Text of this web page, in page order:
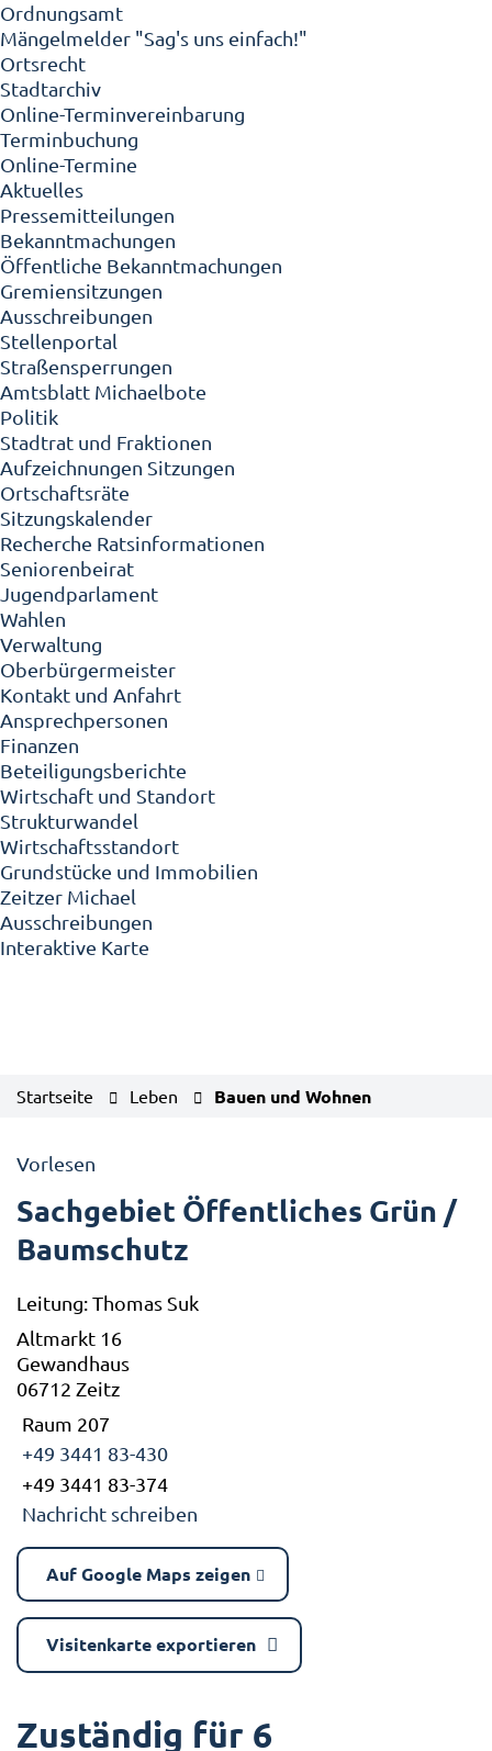
Ordnungsamt
Mängelmelder "Sag's uns einfach!"
Ortsrecht
Stadtarchiv
Online-Terminvereinbarung
Terminbuchung
Online-Termine
Aktuelles
Pressemitteilungen
Bekanntmachungen
Öffentliche Bekanntmachungen
Gremiensitzungen
Ausschreibungen
Stellenportal
Straßensperrungen
Amtsblatt Michaelbote
Politik
Stadtrat und Fraktionen
Aufzeichnungen Sitzungen
Ortschaftsräte
Sitzungskalender
Recherche Ratsinformationen
Seniorenbeirat
Jugendparlament
Wahlen
Verwaltung
Oberbürgermeister
Kontakt und Anfahrt
Ansprechpersonen
Finanzen
Beteiligungsberichte
Wirtschaft und Standort
Strukturwandel
Wirtschaftsstandort
Grundstücke und Immobilien
Zeitzer Michael
Ausschreibungen
Interaktive Karte
Startseite Leben Bauen und Wohnen
Vorlesen
Sachgebiet Öffentliches Grün /
Baumschutz
Leitung: Thomas Suk
Altmarkt 16
Gewandhaus
06712 Zeitz
Raum 207
+49 3441 83-430
+49 3441 83-374
Nachricht schreiben
Auf Google Maps zeigen
Visitenkarte exportieren
Zuständig für 6